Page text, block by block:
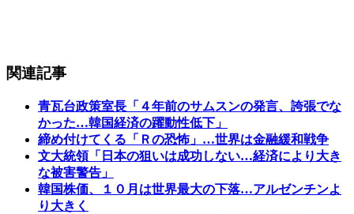
関連記事
青瓦台政策室長「４年前のサムスンの発言、誇張でな
かった…韓国経済の躍動性低下」
締め付けてくる「Ｒの恐怖」…世界は金融緩和戦争
文大統領「日本の狙いは成功しない…経済により大き
な被害警告」
韓国株価、１０月は世界最大の下落…アルゼンチンよ
り大きく